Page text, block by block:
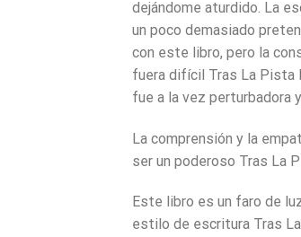
dejándome aturdido. La
un poco demasiado
con este libro, pero la
fuera difícil Tras La Pista
fue a la vez perturbadora
La comprensión y la
ser un poderoso Tras La
Este libro es un faro de
estilo de escritura Tras